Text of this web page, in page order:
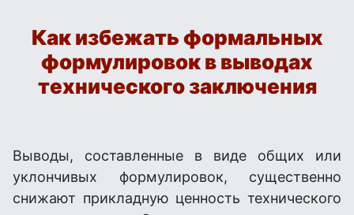
Как избежать формальных
формулировок в выводах
технического заключения
Выводы, составленные в виде общих или
уклончивых формулировок, существенно
снижают прикладную ценность технического